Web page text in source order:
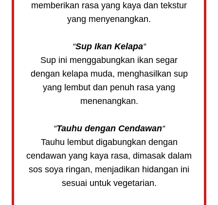
memberikan rasa yang kaya dan tekstur
yang menyenangkan.
“Sup Ikan Kelapa“
Sup ini menggabungkan ikan segar
dengan kelapa muda, menghasilkan sup
yang lembut dan penuh rasa yang
menenangkan.
“Tauhu dengan Cendawan“
Tauhu lembut digabungkan dengan
cendawan yang kaya rasa, dimasak dalam
sos soya ringan, menjadikan hidangan ini
sesuai untuk vegetarian.